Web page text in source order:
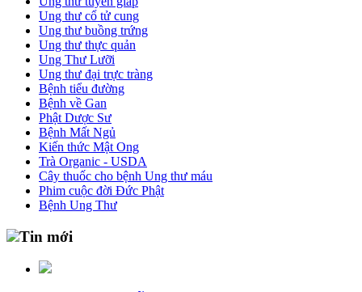
Ung thư cổ tử cung
Ung thư buồng trứng
Ung thư thực quản
Ung Thư Lưỡi
Ung thư đại trực tràng
Bệnh tiểu đường
Bệnh về Gan
Phật Dược Sư
Bệnh Mất Ngủ
Kiến thức Mật Ong
Trà Organic - USDA
Cây thuốc cho bệnh Ung thư máu
Phim cuộc đời Đức Phật
Bệnh Ung Thư
Tin mới